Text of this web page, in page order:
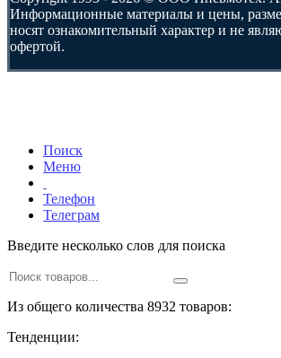
Информационные материалы и цены,
носят ознакомительный характер и не
офертой.
Поиск
Меню
Телефон
Телеграм
Введите несколько слов для поиска
Из общего количества 8932 товаров:
Тенденции: